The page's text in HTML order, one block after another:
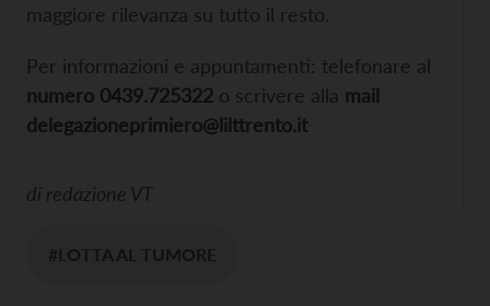
maggiore rilevanza su tutto il resto.
Per informazioni e appuntamenti: telefonare al
numero 0439.725322 o scrivere alla mail
delegazioneprimiero@lilttrento.it
di redazione VT
#LOTTA AL TUMORE